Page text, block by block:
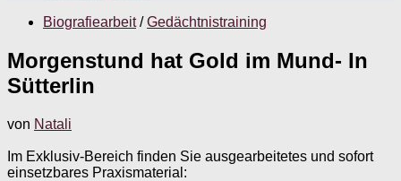
Biografiearbeit / Gedächtnistraining
Morgenstund hat Gold im Mund- In
Sütterlin
von Natali
Im Exklusiv-Bereich finden Sie ausgearbeitetes und sofort
einsetzbares Praxismaterial: